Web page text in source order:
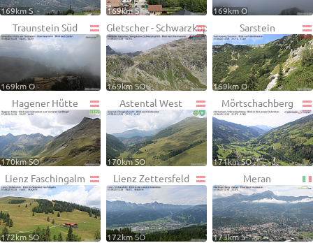
169km S 169km S 169km O
Traunstein Süd
169km O
Gletscher - Schwarzkopf
169km SO
Sarstein
169km O
Hagener Hütte
170km SO
Astental West
170km SO
Mörtschachberg
171km SO
Lienz Faschingalm
172km SO
Lienz Zettersfeld
172km SO
Meran
173km S